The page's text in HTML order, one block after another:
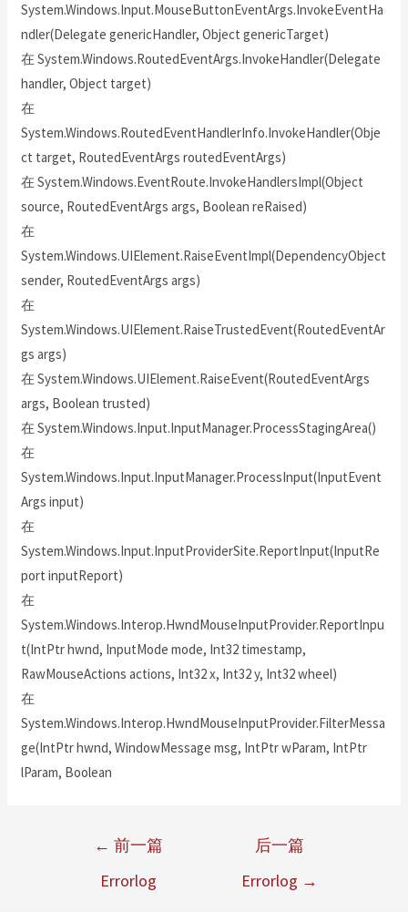
System.Windows.Input.MouseButtonEventArgs.InvokeEventHa
ndler(Delegate genericHandler, Object genericTarget)
在 System.Windows.RoutedEventArgs.InvokeHandler(Delegate
handler, Object target)
在
System.Windows.RoutedEventHandlerInfo.InvokeHandler(Obje
ct target, RoutedEventArgs routedEventArgs)
在 System.Windows.EventRoute.InvokeHandlersImpl(Object
source, RoutedEventArgs args, Boolean reRaised)
在
System.Windows.UIElement.RaiseEventImpl(DependencyObject
sender, RoutedEventArgs args)
在
System.Windows.UIElement.RaiseTrustedEvent(RoutedEventAr
gs args)
在 System.Windows.UIElement.RaiseEvent(RoutedEventArgs
args, Boolean trusted)
在 System.Windows.Input.InputManager.ProcessStagingArea()
在
System.Windows.Input.InputManager.ProcessInput(InputEvent
Args input)
在
System.Windows.Input.InputProviderSite.ReportInput(InputRe
port inputReport)
在
System.Windows.Interop.HwndMouseInputProvider.ReportInpu
t(IntPtr hwnd, InputMode mode, Int32 timestamp,
RawMouseActions actions, Int32 x, Int32 y, Int32 wheel)
在
System.Windows.Interop.HwndMouseInputProvider.FilterMessa
ge(IntPtr hwnd, WindowMessage msg, IntPtr wParam, IntPtr
lParam, Boolean
← 前一篇
Errorlog
后一篇
Errorlog →